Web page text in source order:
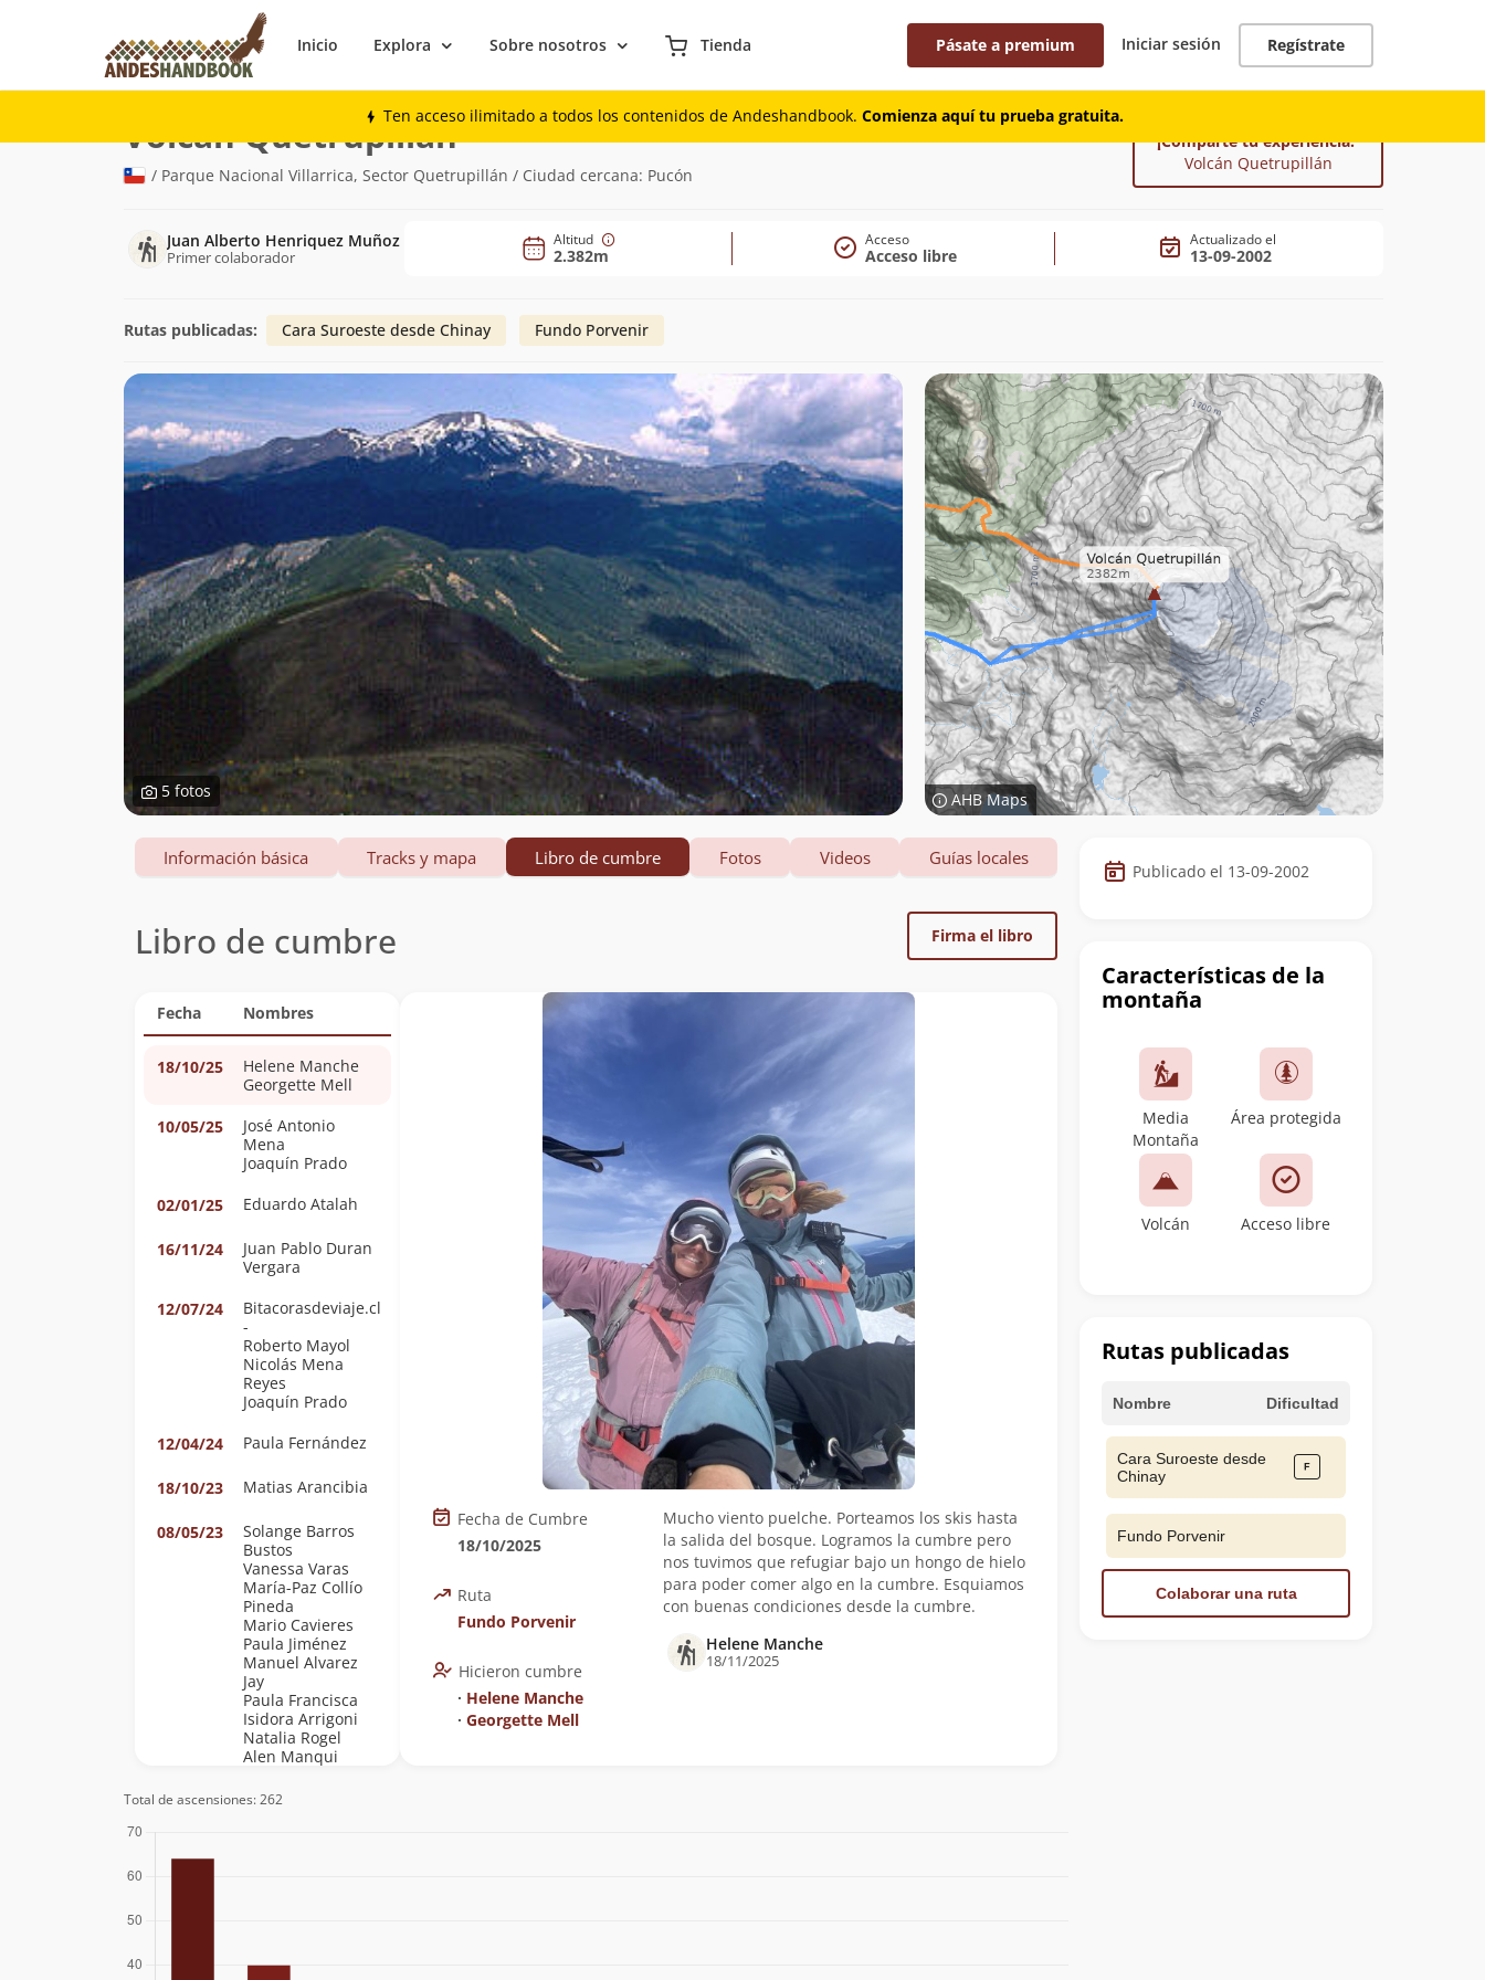
Inicio Explora Sobre nosotros Tienda Pásate a premium Iniciar sesión Regístrate
Ten acceso ilimitado a todos los contenidos de Andeshandbook. Comienza aquí tu prueba gratuita.
Montaña
Volcán Quetrupillán(2.382m)
/ Parque Nacional Villarrica, Sector Quetrupillán / Ciudad cercana: Pucón
¡Comparte tu experiencia!
Volcán Quetrupillán
Juan Alberto Henriquez Muñoz
Primer colaborador
Altitud
2.382m
Acceso
Acceso libre
Actualizado el
13-09-2002
Rutas publicadas: Cara Suroeste desde Chinay Fundo Porvenir
5 fotos AHB Maps
Datos
de
cumbre
Publicado el 13-09-2002
Características de la
montaña
Media
Montaña
Área protegida
Volcán Acceso libre
Rutas publicadas
Nombre Dificultad
Cara Suroeste desde
Chinay
Fundo Porvenir
Colaborar una ruta
Información básica Tracks y mapa Libro de cumbre Fotos Videos Guías locales
Libro de cumbre Firma el libro
Fecha Nombres
18/10/25
Helene Manche
Georgette Mell
10/05/25
José Antonio
Mena
Joaquín Prado
02/01/25
Eduardo Atalah
16/11/24
Juan Pablo Duran
Vergara
12/07/24
Bitacorasdeviaje.cl
-
Roberto Mayol
Nicolás Mena
Reyes
Joaquín Prado
12/04/24
Paula Fernández
18/10/23 Matias Arancibia
08/05/23
Solange Barros
Bustos
Vanessa Varas
María-Paz Collío
Pineda
Mario Cavieres
Paula Jiménez
Manuel Alvarez
Jay
Paula Francisca
Isidora Arrigoni
Natalia Rogel
Alen Manqui
18/02/23
Eduardo Atalah
Fecha de Cumbre
18/10/2025
Ruta
Fundo Porvenir
Hicieron cumbre
∙ Helene Manche
∙ Georgette Mell
Mucho viento puelche. Porteamos los skis hasta
la salida del bosque. Logramos la cumbre pero
nos tuvimos que refugiar bajo un hongo de hielo
para poder comer algo en la cumbre. Esquiamos
con buenas condiciones desde la cumbre.
Helene Manche
18/11/2025
Total de ascensiones: 262